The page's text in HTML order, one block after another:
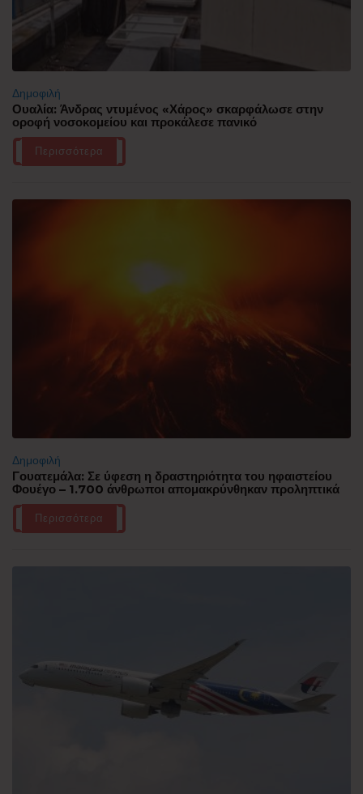
Δημοφιλή
Ουαλία: Άνδρας ντυμένος «Χάρος» σκαρφάλωσε στην
οροφή νοσοκομείου και προκάλεσε πανικό
Περισσότερα
Δημοφιλή
Γουατεμάλα: Σε ύφεση η δραστηριότητα του ηφαιστείου
Φουέγο – 1.700 άνθρωποι απομακρύνθηκαν προληπτικά
Περισσότερα